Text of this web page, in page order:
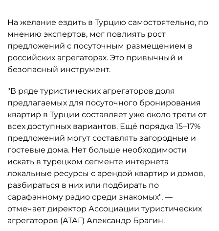
На желание ездить в Турцию самостоятельно, по
мнению экспертов, мог повлиять рост
предложений с посуточным размещением в
российских агрегаторах. Это привычный и
безопасный инструмент.
"В ряде туристических агрегаторов доля
предлагаемых для посуточного бронирования
квартир в Турции составляет уже около трети от
всех доступных вариантов. Ещё порядка 15–17%
предложений могут составлять загородные и
гостевые дома. Нет больше необходимости
искать в турецком сегменте интернета
локальные ресурсы с арендой квартир и домов,
разбираться в них или подбирать по
сарафанному радио среди знакомых", —
отмечает директор Ассоциации туристических
агрегаторов (АТАГ) Александр Брагин.